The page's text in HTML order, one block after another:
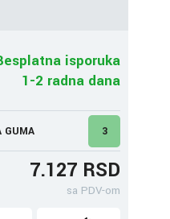
isporuka
1-2 radna dana
GUMA 3
7.127 RSD
sa PDV-om